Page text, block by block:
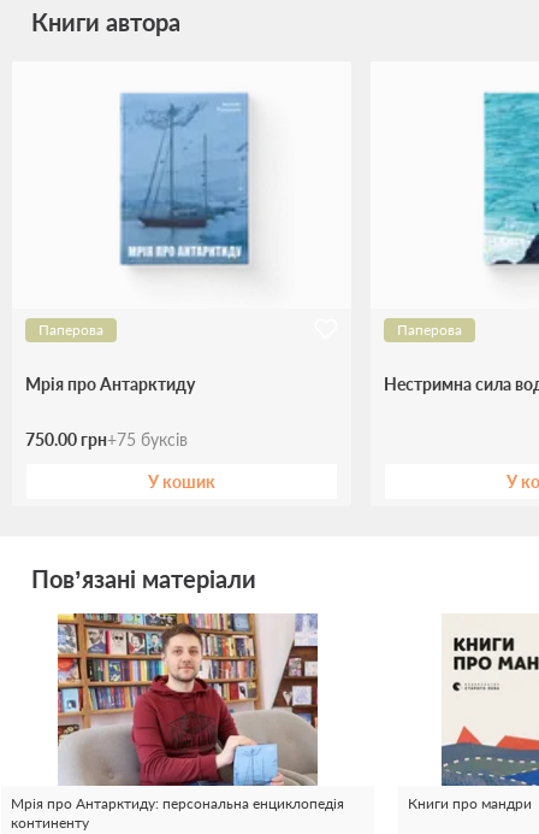
Книги автора
Паперова
Мрія про Антарктиду
750.00 грн+75 буксів
У кошик
Паперова
Нестримна сила
У
Пов’язані матеріали
Мрія про Антарктиду: персональна енциклопедія
континенту
Книги про мандри